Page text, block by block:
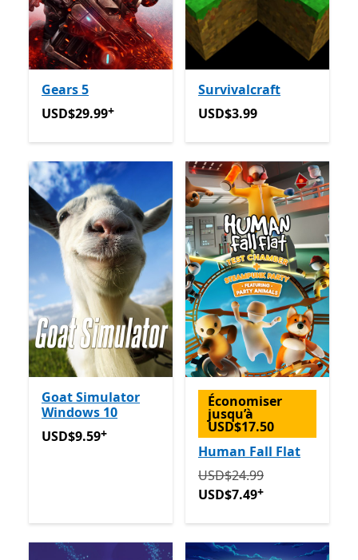
Gears 5
USD$29.99Avec des achats dans l’application
USD$29.99+
Survivalcraft
USD$3.99
USD$3.99
Goat Simulator
Windows 10
USD$9.59Avec des achats dans l’application
USD$9.59+
Économiser
jusqu’à
USD$17.50
Human Fall Flat
Initialement USD$24.99
USD$24.99
USD$7.49+